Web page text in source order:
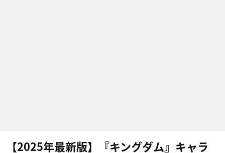
【2025年最新版】『キングダム』キャラ